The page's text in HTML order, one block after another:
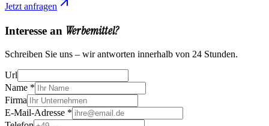
Jetzt anfragen
Interesse an Werbemittel?
Schreiben Sie uns – wir antworten innerhalb von 24 Stunden.
Url
Name *
Firma
E-Mail-Adresse *